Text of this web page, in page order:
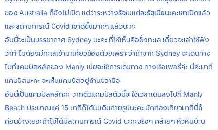
ของ Australia ก็ยังไม่เปิด แต่ว่าระหว่างรัฐในแต่ละรัฐเนี่ยนะคะเขาเปิดแล้ว
และสถานการณ์ Covid เขาดีขึ้นมากๆ แล้วนะคะ
อันนี้จะเป็นบรรยากาศ Sydney นะคะ ที่ให้เห็นคือฝั่งทะเล เดี๋ยวจะเล่าให้ฟัง
ว่าทำไมต้องมีทะเลเข้ามาเกี่ยวข้องด้วยเพราะว่าถ้าจาก Sydney จะเดินทาง
ไปที่แคมปัสหลักของ Manly เนี่ยจะใช้การเดินทาง ทางเรือเฟอรี่ค่ะ นี่ค่ะมาที่
แคมปัสนะคะ จะเห็นแคมปัสอยู่ด้านขวามือ
อันนี้เป็นแคมปัสหลักค่ะ จากตัวแคมปัสตัวนี้จะใช้เวลาเดินลงไปที่ Manly
Beach ประมาณแค่ 15 นาทีก็ได้ไปเดินถ่ายรูปนะคะ นักท่องเที่ยวมาที่นี่ก็
ค่อนข้างเยอะถ้าไม่ได้มีสถานการณ์ Covid นะคะจริงๆ คล้ายๆ หัวหินบ้าน